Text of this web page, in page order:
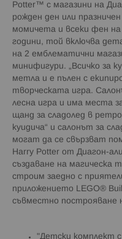
Potter™ с магазини на
рожден ден или
момичета и всеки фен
години, той включва
на 2 емблематични
минифигури. „Всичко за
метла и е пълен с
творческата игра.
лесна игра и има места
щанд за сладолед в
куидича“ и салонът за
могат да се свързват
Harry Potter от Диагон-
създаване на магическа
строим заедно с
приложението LEGO®
съвместно построяване
"Детски комплект